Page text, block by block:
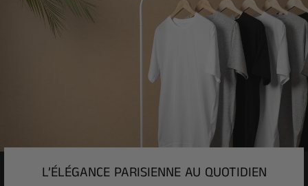
L’ÉLÉGANCE PARISIENNE AU QUOTIDIEN